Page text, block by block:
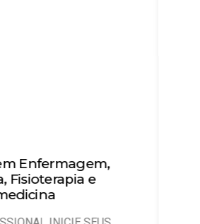
em Enfermagem
Habilitar técnicos de enfermagem